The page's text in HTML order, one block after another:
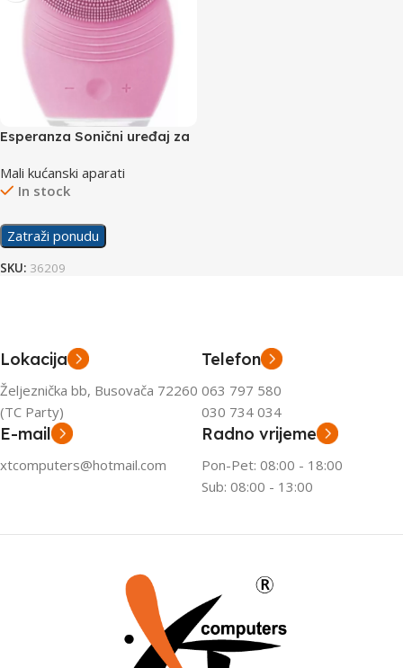
Esperanza Sonični uređaj za
Mali kućanski aparati
In stock
Zatraži ponudu
SKU: 36209
Lokacija
Željeznička bb, Busovača 72260
(TC Party)
Telefon
063 797 580
030 734 034
E-mail
xtcomputers@hotmail.com
Radno vrijeme
Pon-Pet: 08:00 - 18:00
Sub: 08:00 - 13:00